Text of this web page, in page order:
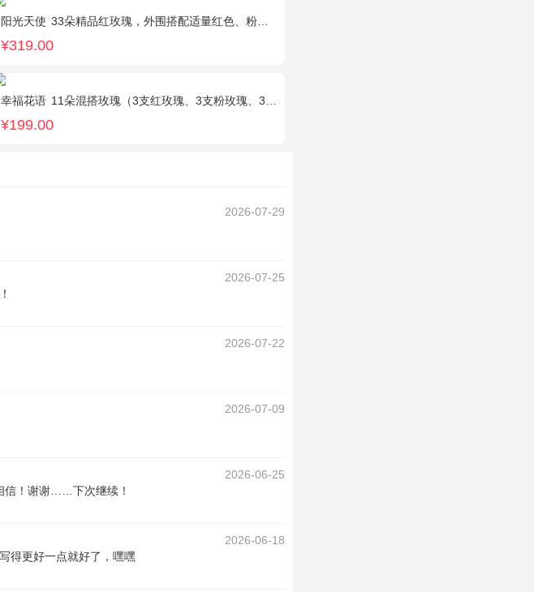
阳光天使 33朵精品红玫瑰，外围搭配适量红色、粉色、白色石竹梅。
¥319.00
幸福花语 11朵混搭玫瑰（3支红玫瑰、3支粉玫瑰、3支白玫瑰、2支香槟玫瑰），搭配适量黄莺、栀子叶，随机赠送1只可爱小熊。
¥199.00
2026-07-29
2026-07-25
2026-07-22
2026-07-09
2026-06-25
信！谢谢……下次继续！
2026-06-18
得更好一点就好了，嘿嘿